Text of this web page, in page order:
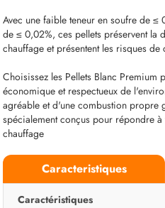
Avec une faible teneur en soufre de
de ≤ 0,02%, ces pellets préservent la
chauffage et présentent les risques
Choisissez les Pellets Blanc Premium
économique et respectueux de
agréable et d'une combustion propre
spécialement conçus pour répondre
chauffage
Caracteristiques
Caractéristiques